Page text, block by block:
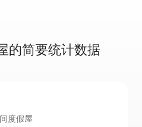
的简要统计数据
度假屋